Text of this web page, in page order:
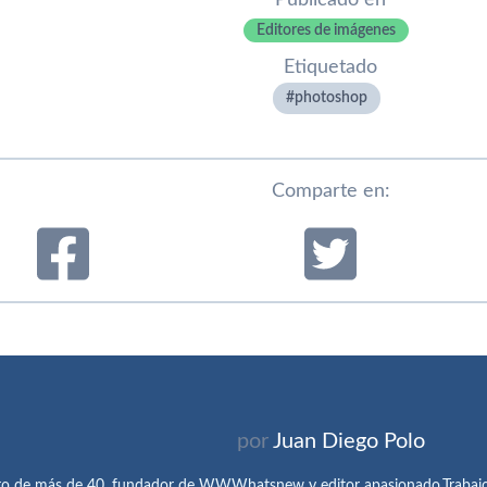
Editores de imágenes
Etiquetado
photoshop
Comparte en:
por Juan Diego Polo